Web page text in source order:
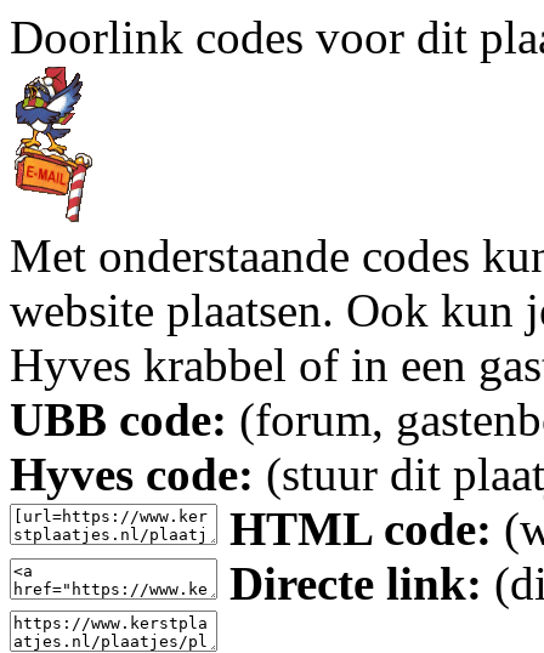
Doorlink codes voor dit
Met onderstaande codes
website plaatsen. Ook kun
Hyves krabbel of in een
UBB code: (forum,
Hyves code: (stuur dit
HTML code:
Directe link: